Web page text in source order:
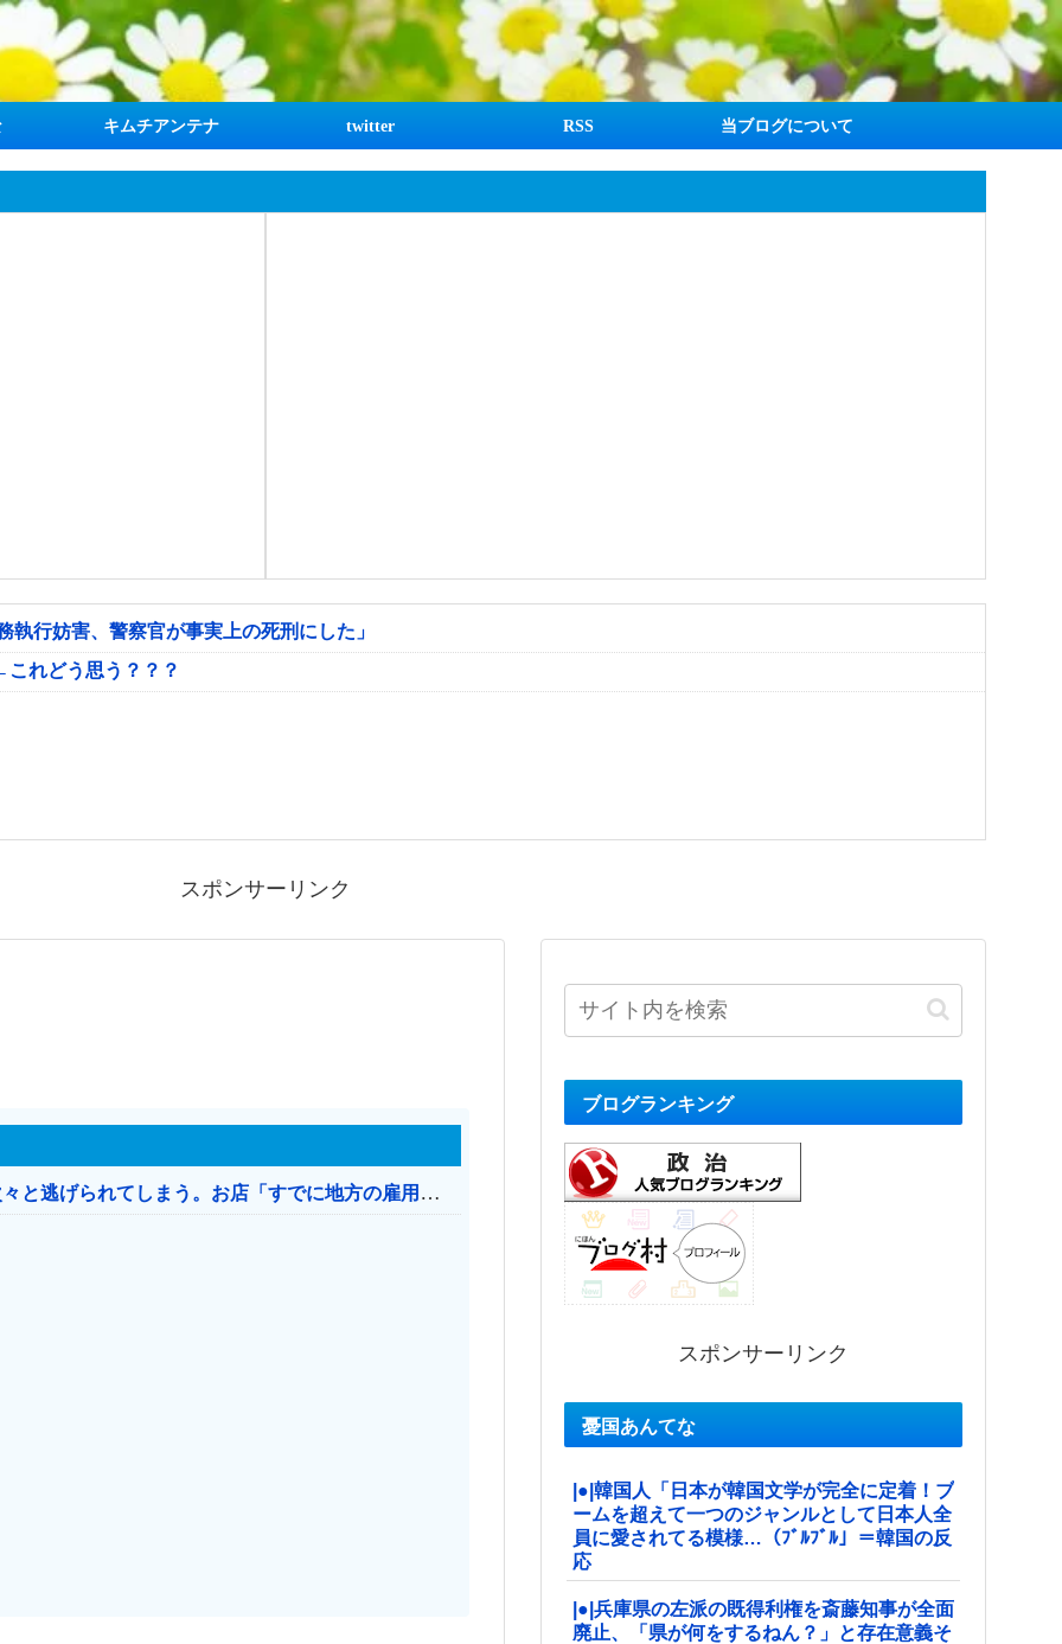
キムチアンテナ twitter RSS 当ブログについて
行妨害、警察官が事実上の死刑にした」
れどう思う？？？
スポンサーリンク
日本のお店、時給1500円でもミャンマー人に次々と逃げられてしまう。お店「すでに地方の雇用は崩壊」
ブログランキング
スポンサーリンク
憂国あんてな
|●|韓国人「日本が韓国文学が完全に定着！ブ
ームを超えて一つのジャンルとして日本人全
員に愛されてる模様…（ﾌﾞﾙﾌﾞﾙ」＝韓国の反
応
|●|兵庫県の左派の既得利権を斎藤知事が全面
廃止、「県が何をするねん？」と存在意義そ